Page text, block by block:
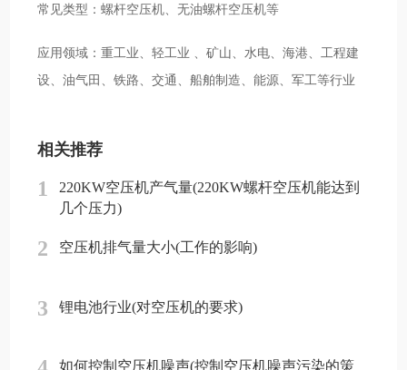
常见类型：螺杆空压机、无油螺杆空压机等
应用领域：重工业、轻工业 、矿山、水电、海港、工程建
设、油气田、铁路、交通、船舶制造、能源、军工等行业
相关推荐
1
220KW空压机产气量(220KW螺杆空压机能达到
几个压力)
2 空压机排气量大小(工作的影响)
3 锂电池行业(对空压机的要求)
如何控制空压机噪声(控制空压机噪声污染的策